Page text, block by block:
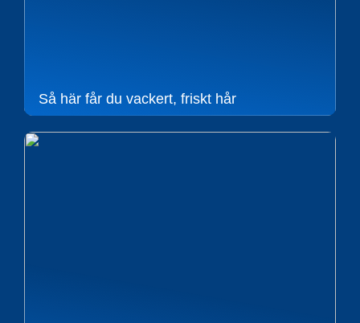
Så här får du vackert, friskt hår